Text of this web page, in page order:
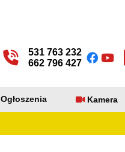
531 763 232
662 796 427
Ogłoszenia Kamera